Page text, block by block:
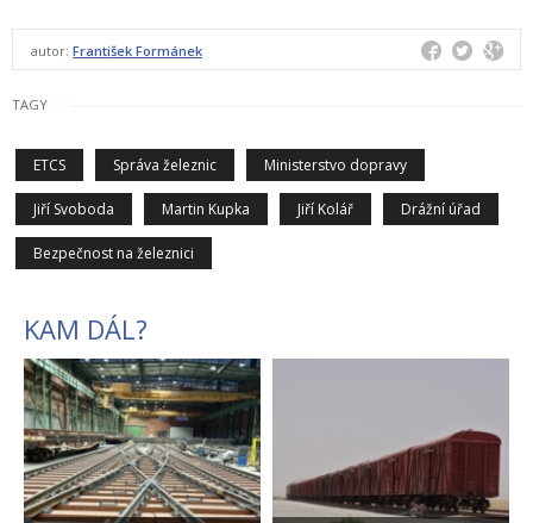
autor: František Formánek
TAGY
ETCS Správa železnic Ministerstvo dopravy
Jiří Svoboda Martin Kupka Jiří Kolář Drážní úřad
Bezpečnost na železnici
KAM DÁL?